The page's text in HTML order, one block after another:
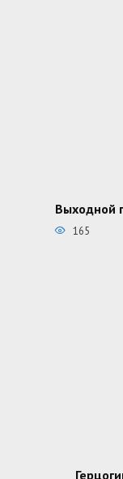
Выходной
165